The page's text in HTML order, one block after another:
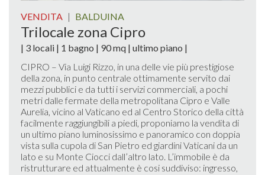
VENDITA | BALDUINA
Trilocale zona Cipro
| 3 locali | 1 bagno | 90 mq | ultimo piano |
CIPRO – Via Luigi Rizzo, in una delle vie più prestigiose
della zona, in punto centrale ottimamente servito dai
mezzi pubblici e da tutti i servizi commerciali, a pochi
metri dalle fermate della metropolitana Cipro e Valle
Aurelia, vicino al Vaticano ed al Centro Storico della città
facilmente raggiungibili a piedi, proponiamo la vendita di
un ultimo piano luminosissimo e panoramico con doppia
vista sulla cupola di San Pietro ed giardini Vaticani da un
lato e su Monte Ciocci dall’altro lato. L’immobile è da
ristrutturare ed attualmente è cosi suddiviso: ingresso,